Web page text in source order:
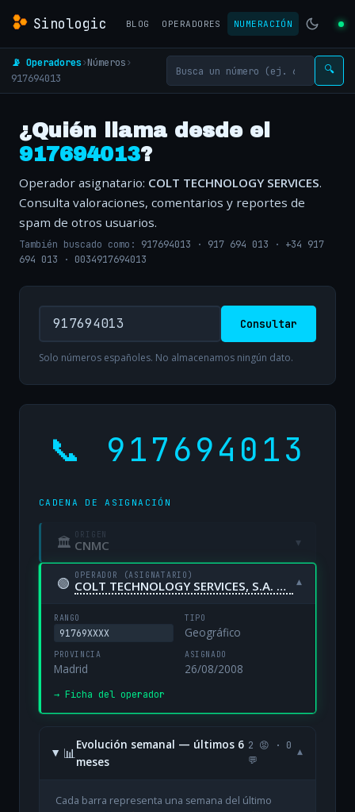
Sinologic BLOG OPERADORES NUMERACIÓN
📡 Operadores›Números›
917694013
🔍
¿Quién llama desde el
917694013?
Operador asignatario: COLT TECHNOLOGY SERVICES.
Consulta valoraciones, comentarios y reportes de
spam de otros usuarios.
También buscado como: 917694013 · 917 694 013 · +34 917
694 013 · 0034917694013
Consultar
Solo números españoles. No almacenamos ningún dato.
📞 917694013
CADENA DE ASIGNACIÓN
🏛 ORIGEN
CNMC ▾
🟢 OPERADOR (ASIGNATARIO)
COLT TECHNOLOGY SERVICES, S.A. UNIPERSONAL ▾
RANGO
91769XXXX
TIPO
Geográfico
PROVINCIA
Madrid
ASIGNADO
26/08/2008
→ Ficha del operador
📊
Evolución semanal — últimos 6
meses
2 😡 · 0
💬
▾
Cada barra representa una semana del último